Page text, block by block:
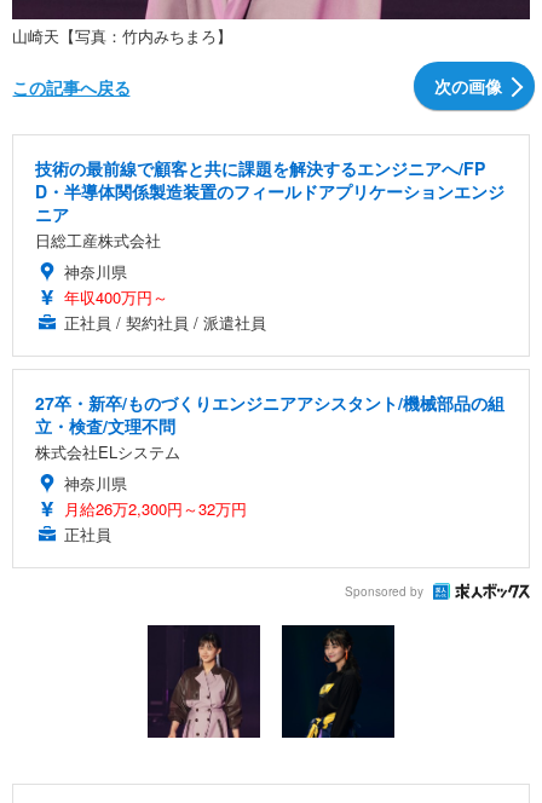
山崎天【写真：竹内みちまろ】
次の画像
この記事へ戻る
技術の最前線で顧客と共に課題を解決するエンジニアへ/FP
D・半導体関係製造装置のフィールドアプリケーションエンジ
ニア
日総工産株式会社
神奈川県
年収400万円～
正社員 / 契約社員 / 派遣社員
27卒・新卒/ものづくりエンジニアアシスタント/機械部品の組
立・検査/文理不問
株式会社ELシステム
神奈川県
月給26万2,300円～32万円
正社員
Sponsored by